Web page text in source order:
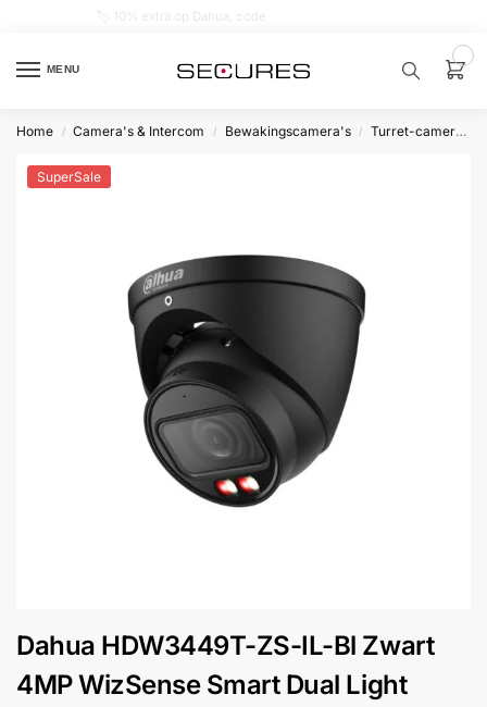
MENU
product…
samenstellen
&
Intercom
Home / Camera's & Intercom / Bewakingscamera's / Turret-camera's
SuperSale
Dahua HDW3449T-ZS-IL-Bl Zwart
4MP WizSense Smart Dual Light